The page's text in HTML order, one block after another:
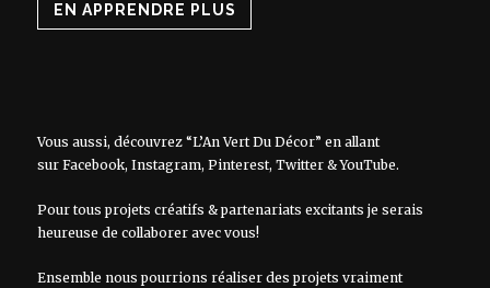
EN APPRENDRE PLUS
Vous aussi, découvrez “L’An Vert Du Décor” en allant
sur Facebook, Instagram, Pinterest, Twitter&YouTube.
Pour tous projets créatifs & partenariats excitants je serais
heureuse de collaborer avec vous!
Ensemble nous pourrions réaliser des projets vraiment